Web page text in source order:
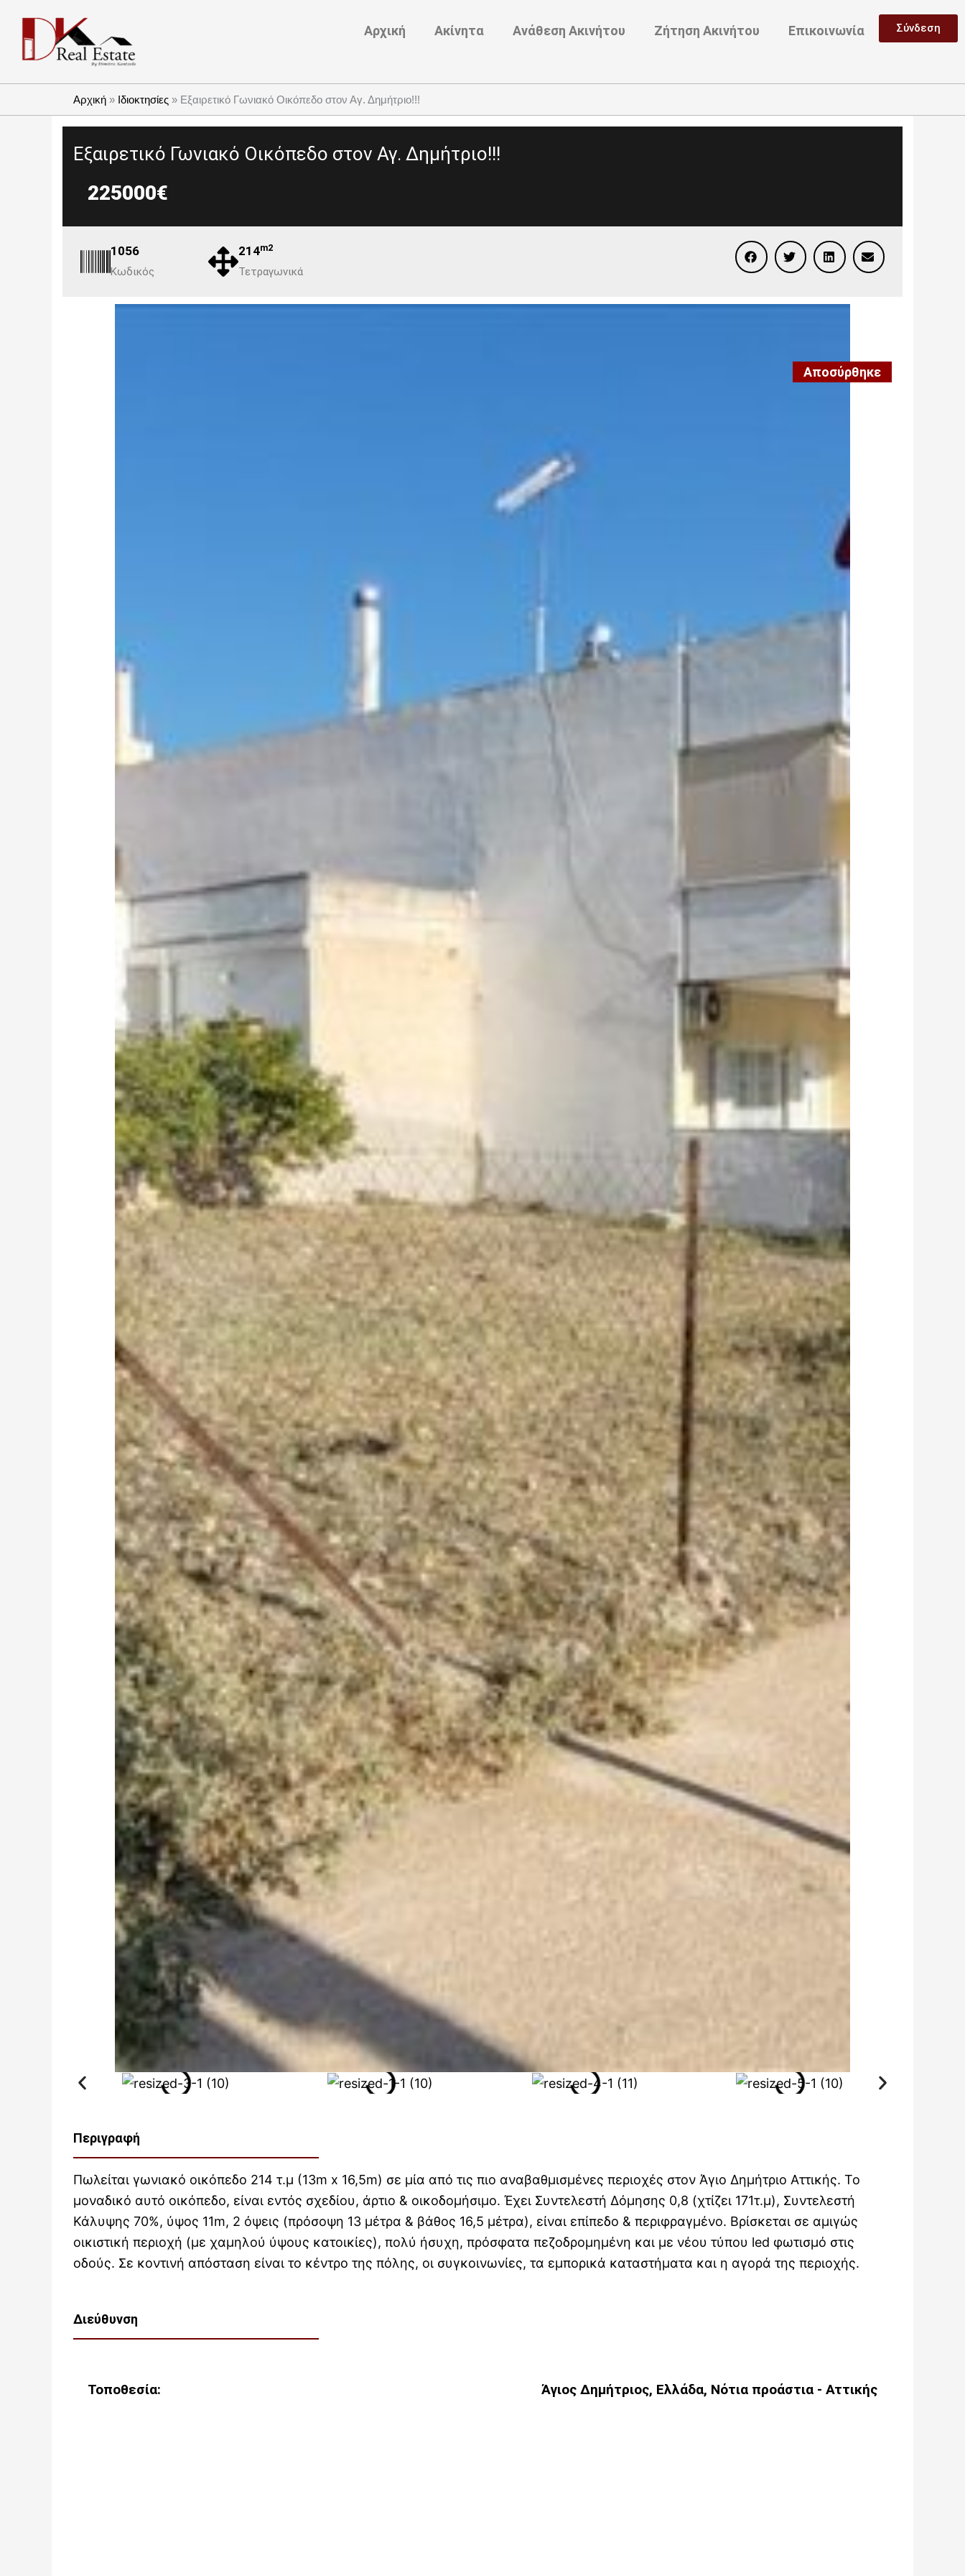
περιεχόμενο
Αρχική Ακίνητα Ανάθεση Ακινήτου Ζήτηση Ακινήτου Επικοινωνία Σύνδεση
Αρχική » Ιδιοκτησίες » Εξαιρετικό Γωνιακό Οικόπεδο στον Αγ. Δημήτριο!!!
Εξαιρετικό Γωνιακό Οικόπεδο στον Αγ. Δημήτριο!!!
225000€
1056
Κωδικός
214m2
Τετραγωνικά
Αποσύρθηκε
Περιγραφή
Πωλείται γωνιακό οικόπεδο 214 τ.μ (13m x 16,5m) σε μία από τις πιο αναβαθμισμένες περιοχές στον Άγιο Δημήτριο Αττικής. Το
μοναδικό αυτό οικόπεδο, είναι εντός σχεδίου, άρτιο & οικοδομήσιμο. Έχει Συντελεστή Δόμησης 0,8 (χτίζει 171τ.μ), Συντελεστή
Κάλυψης 70%, ύψος 11m, 2 όψεις (πρόσοψη 13 μέτρα & βάθος 16,5 μέτρα), είναι επίπεδο & περιφραγμένο. Βρίσκεται σε αμιγώς
οικιστική περιοχή (με χαμηλού ύψους κατοικίες), πολύ ήσυχη, πρόσφατα πεζοδρομημένη και με νέου τύπου led φωτισμό στις
οδούς. Σε κοντινή απόσταση είναι το κέντρο της πόλης, οι συγκοινωνίες, τα εμπορικά καταστήματα και η αγορά της περιοχής.
Διεύθυνση
Τοποθεσία: Άγιος Δημήτριος, Ελλάδα, Νότια προάστια - Αττικής